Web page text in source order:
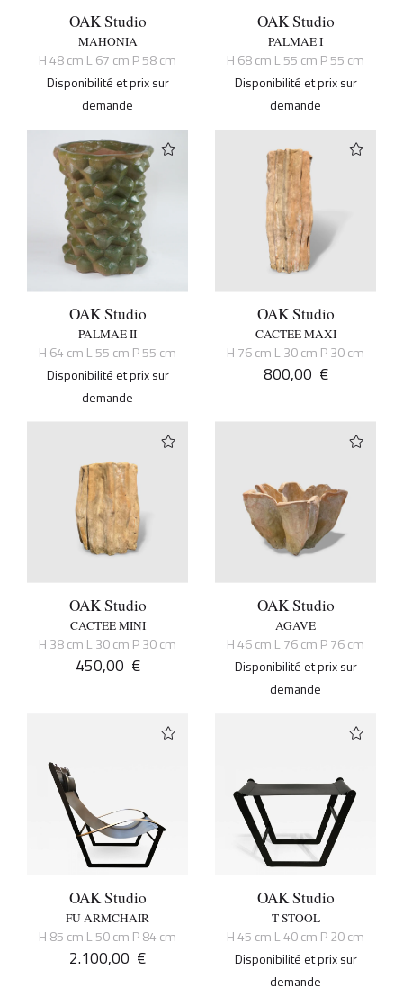
OAK Studio
MAHONIA
H 48 cm L 67 cm P 58 cm
Disponibilité et prix sur
demande
OAK Studio
PALMAE I
H 68 cm L 55 cm P 55 cm
Disponibilité et prix sur
demande
OAK Studio
PALMAE II
H 64 cm L 55 cm P 55 cm
Disponibilité et prix sur
demande
OAK Studio
CACTEE MAXI
H 76 cm L 30 cm P 30 cm
800,00 €
OAK Studio
CACTEE MINI
H 38 cm L 30 cm P 30 cm
450,00 €
OAK Studio
AGAVE
H 46 cm L 76 cm P 76 cm
Disponibilité et prix sur
demande
OAK Studio
FU ARMCHAIR
H 85 cm L 50 cm P 84 cm
2.100,00 €
OAK Studio
T STOOL
H 45 cm L 40 cm P 20 cm
Disponibilité et prix sur
demande